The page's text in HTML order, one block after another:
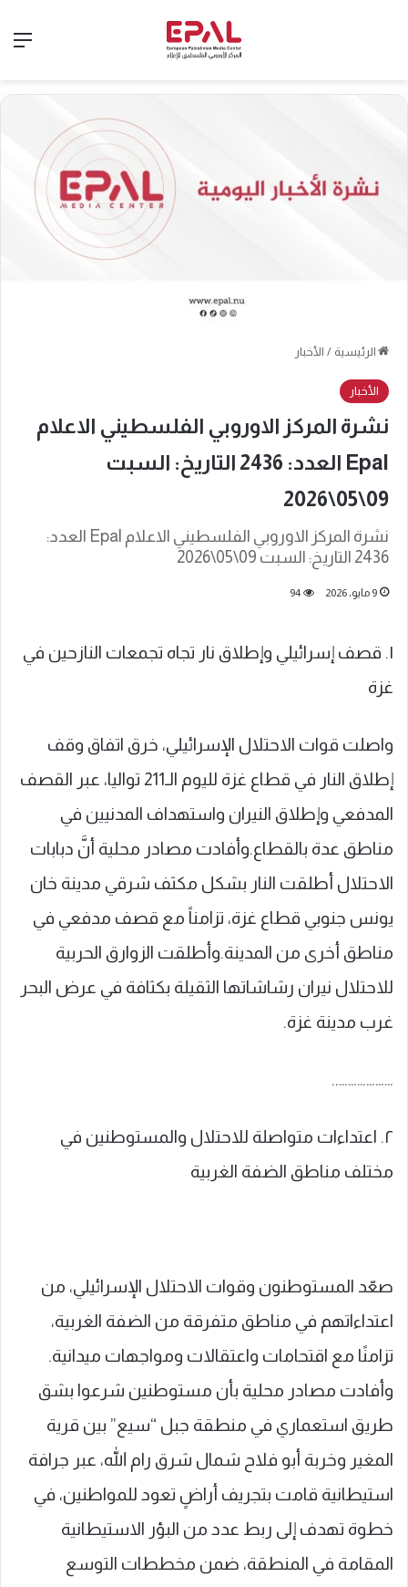
الرئيسية / الأخبار
الأخبار
نشرة المركز الاوروبي الفلسطيني الاعلام
Epal العدد: 2436 التاريخ: السبت
09\05\2026
نشرة المركز الاوروبي الفلسطيني الاعلام Epal العدد:
2436 التاريخ: السبت 09\05\2026
9 مايو، 2026 94
١. قصف إسرائيلي وإطلاق نار تجاه تجمعات النازحين في
غزة
واصلت قوات الاحتلال الإسرائيلي، خرق اتفاق وقف
إطلاق النار في قطاع غزة لليوم الـ211 تواليا، عبر القصف
المدفعي وإطلاق النيران واستهداف المدنيين في
مناطق عدة بالقطاع.وأفادت مصادر محلية أنَّ دبابات
الاحتلال أطلقت النار بشكل مكثف شرقي مدينة خان
يونس جنوبي قطاع غزة، تزامناً مع قصف مدفعي في
مناطق أخرى من المدينة.وأطلقت الزوارق الحربية
للاحتلال نيران رشاشاتها الثقيلة بكثافة في عرض البحر
غرب مدينة غزة.
………………..
٢. اعتداءات متواصلة للاحتلال والمستوطنين في
مختلف مناطق الضفة الغربية
صعّد المستوطنون وقوات الاحتلال الإسرائيلي، من
اعتداءاتهم في مناطق متفرقة من الضفة الغربية،
تزامنًا مع اقتحامات واعتقالات ومواجهات ميدانية.
وأفادت مصادر محلية بأن مستوطنين شرعوا بشق
طريق استعماري في منطقة جبل “سيع” بين قرية
المغير وخربة أبو فلاح شمال شرق رام الله، عبر جرافة
استيطانية قامت بتجريف أراضٍ تعود للمواطنين، في
خطوة تهدف إلى ربط عدد من البؤر الاستيطانية
المقامة في المنطقة، ضمن مخططات التوسع